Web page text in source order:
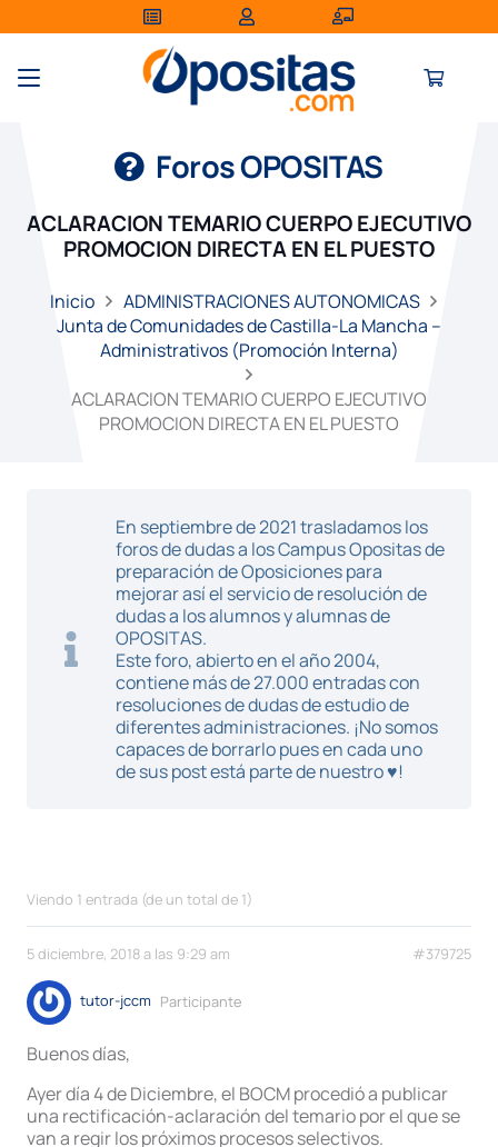
Foros OPOSITAS
ACLARACION TEMARIO CUERPO EJECUTIVO
PROMOCION DIRECTA EN EL PUESTO
Inicio
ADMINISTRACIONES AUTONOMICAS
Junta de Comunidades de Castilla-La Mancha –
Administrativos (Promoción Interna)
ACLARACION TEMARIO CUERPO EJECUTIVO
PROMOCION DIRECTA EN EL PUESTO
En septiembre de 2021 trasladamos los
foros de dudas a los Campus Opositas de
preparación de Oposiciones para
mejorar así el servicio de resolución de
dudas a los alumnos y alumnas de
OPOSITAS.
Este foro, abierto en el año 2004,
contiene más de 27.000 entradas con
resoluciones de dudas de estudio de
diferentes administraciones. ¡No somos
capaces de borrarlo pues en cada uno
de sus post está parte de nuestro ♥!
Viendo 1 entrada (de un total de 1)
5 diciembre, 2018 a las 9:29 am #379725
tutor-jccm Participante
Buenos días,
Ayer día 4 de Diciembre, el BOCM procedió a publicar
una rectificación-aclaración del temario por el que se
van a regir los próximos procesos selectivos.